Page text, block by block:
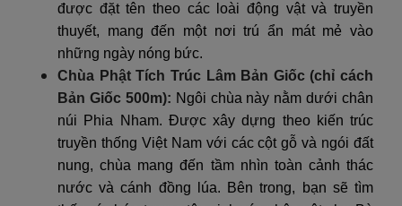
được đặt tên theo các loài động vật và truyền
thuyết, mang đến một nơi trú ẩn mát mẻ vào
những ngày nóng bức.
Chùa Phật Tích Trúc Lâm Bản Giốc (chỉ cách
Bản Giốc 500m): Ngôi chùa này nằm dưới chân
núi Phia Nham. Được xây dựng theo kiến trúc
truyền thống Việt Nam với các cột gỗ và ngói đất
nung, chùa mang đến tầm nhìn toàn cảnh thác
nước và cánh đồng lúa. Bên trong, bạn sẽ tìm